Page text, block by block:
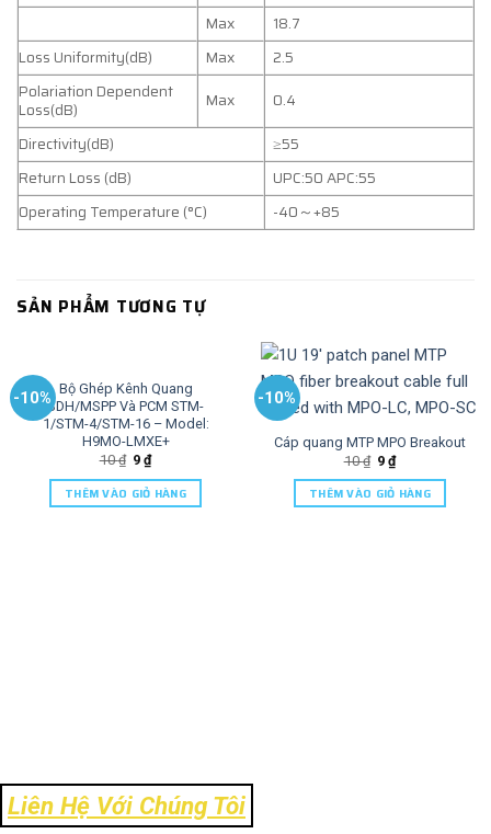
Max
18.7
Loss Uniformity(dB)
Max
2.5
Polariation Dependent
Loss(dB)
Max
0.4
Directivity(dB)
≥55
Return Loss (dB)
UPC:50 APC:55
Operating Temperature (°C)
-40～+85
SẢN PHẨM TƯƠNG TỰ
-10% Bộ Ghép Kênh Quang
SDH/MSPP Và PCM STM-
1/STM-4/STM-16 – Model:
H9MO-LMXE+
10₫ 9₫
THÊM VÀO GIỎ HÀNG
-10%
Cáp quang MTP MPO Breakout
10₫ 9₫
THÊM VÀO GIỎ HÀNG
Liên Hệ Với Chúng Tôi